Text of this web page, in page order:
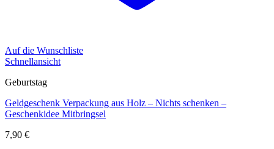
Auf die Wunschliste
Schnellansicht
Geburtstag
Geldgeschenk Verpackung aus Holz – Nichts schenken –
Geschenkidee Mitbringsel
7,90 €